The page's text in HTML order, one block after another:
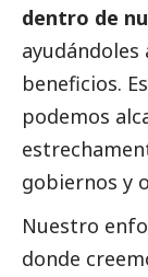
dentro de
beneficios.
podemos
gobiernos y
Nuestro
donde